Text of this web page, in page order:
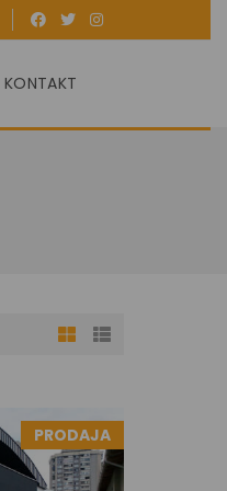
KONTAKT
PRODAJA